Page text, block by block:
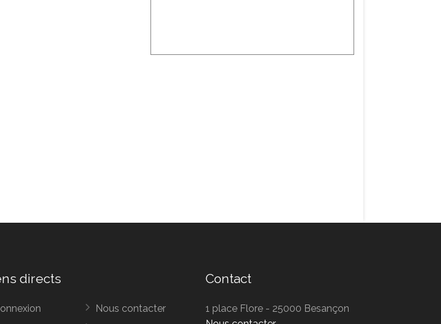
directs
Nous contacter
Contact
1 place Flore - 25000 Besançon